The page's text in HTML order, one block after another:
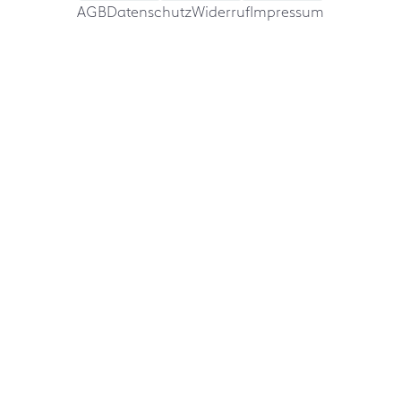
AGBDatenschutzWiderrufImpressum